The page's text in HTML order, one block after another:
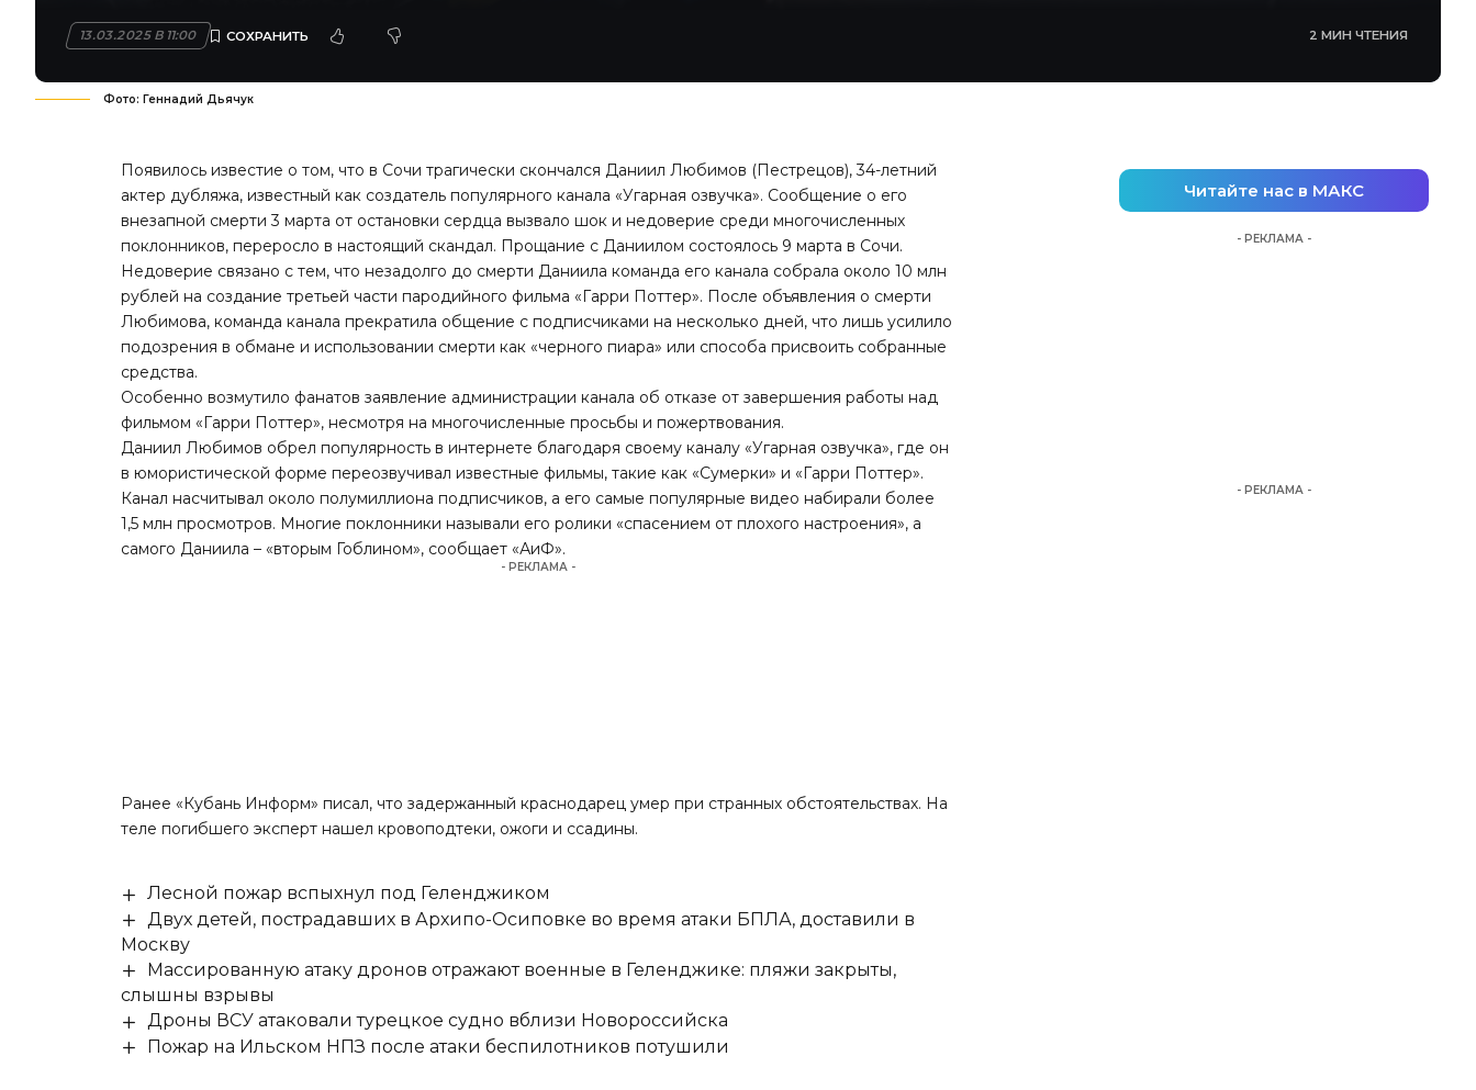
13.03.2025 В 11:00 2 МИН ЧТЕНИЯ
Фото: Геннадий Дьячук
Появилось известие о том, что в Сочи трагически скончался Даниил Любимов (Пестрецов), 34-летний
актер дубляжа, известный как создатель популярного канала «Угарная озвучка». Сообщение о его
внезапной смерти 3 марта от остановки сердца вызвало шок и недоверие среди многочисленных
поклонников, переросло в настоящий скандал. Прощание с Даниилом состоялось 9 марта в Сочи.
Недоверие связано с тем, что незадолго до смерти Даниила команда его канала собрала около 10 млн
рублей на создание третьей части пародийного фильма «Гарри Поттер». После объявления о смерти
Любимова, команда канала прекратила общение с подписчиками на несколько дней, что лишь усилило
подозрения в обмане и использовании смерти как «черного пиара» или способа присвоить собранные
средства.
Особенно возмутило фанатов заявление администрации канала об отказе от завершения работы над
фильмом «Гарри Поттер», несмотря на многочисленные просьбы и пожертвования.
Даниил Любимов обрел популярность в интернете благодаря своему каналу «Угарная озвучка», где он
в юмористической форме переозвучивал известные фильмы, такие как «Сумерки» и «Гарри Поттер».
Канал насчитывал около полумиллиона подписчиков, а его самые популярные видео набирали более
1,5 млн просмотров. Многие поклонники называли его ролики «спасением от плохого настроения», а
самого Даниила – «вторым Гоблином», сообщает «АиФ».
- РЕКЛАМА -
Ранее «Кубань Информ» писал, что задержанный краснодарец умер при странных обстоятельствах. На
теле погибшего эксперт нашел кровоподтеки, ожоги и ссадины.
Лесной пожар вспыхнул под Геленджиком
Двух детей, пострадавших в Архипо-Осиповке во время атаки БПЛА, доставили в
Москву
Массированную атаку дронов отражают военные в Геленджике: пляжи закрыты,
слышны взрывы
Дроны ВСУ атаковали турецкое судно вблизи Новороссийска
Пожар на Ильском НПЗ после атаки беспилотников потушили
Читайте нас в МАКС
- РЕКЛАМА -
- РЕКЛАМА -